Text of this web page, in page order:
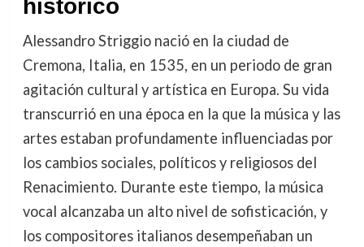
histórico
Alessandro Striggio nació en la ciudad de
Cremona, Italia, en 1535, en un periodo de gran
agitación cultural y artística en Europa. Su vida
transcurrió en una época en la que la música y las
artes estaban profundamente influenciadas por
los cambios sociales, políticos y religiosos del
Renacimiento. Durante este tiempo, la música
vocal alcanzaba un alto nivel de sofisticación, y
los compositores italianos desempeñaban un